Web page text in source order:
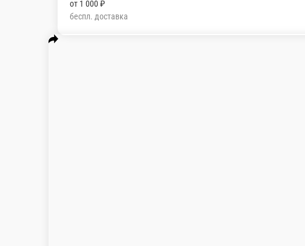
от1 000 ₽
беспл. доставка